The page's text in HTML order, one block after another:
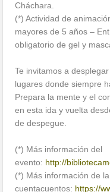
Cháchara.
(*) Actividad de
mayores de 5 años –
obligatorio de gel y
Te invitamos a
lugares donde siempre
Prepara la mente y el
en esta ida y vuelta
de despegue.
(*) Más información del
evento: http://
(*) Más información de
cuentacuentos: https://